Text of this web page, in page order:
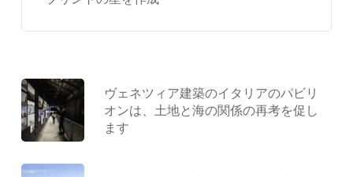
ヴェネツィア建築のイタリアのパビリ
オンは、土地と海の関係の再考を促し
ます